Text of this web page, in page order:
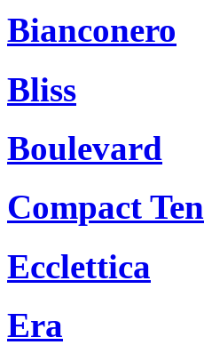
Bianconero
Bliss
Boulevard
Compact Ten
Ecclettica
Era